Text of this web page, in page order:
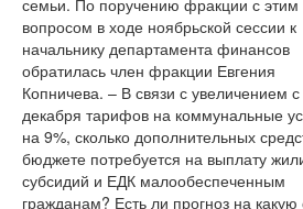
семьи. По поручению фракции с этим
вопросом в ходе ноябрьской сессии к
начальнику департамента финансов
обратилась член фракции Евгения
Копничева. – В связи с увеличением с
декабря тарифов на коммунальные
на 9%, сколько дополнительных
бюджете потребуется на выплату
субсидий и ЕДК малообеспеченным
гражданам? Есть ли прогноз на